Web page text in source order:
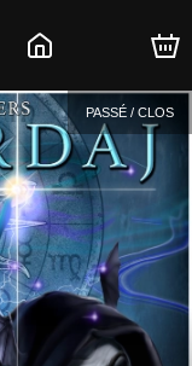
PASSÉ / CLOS